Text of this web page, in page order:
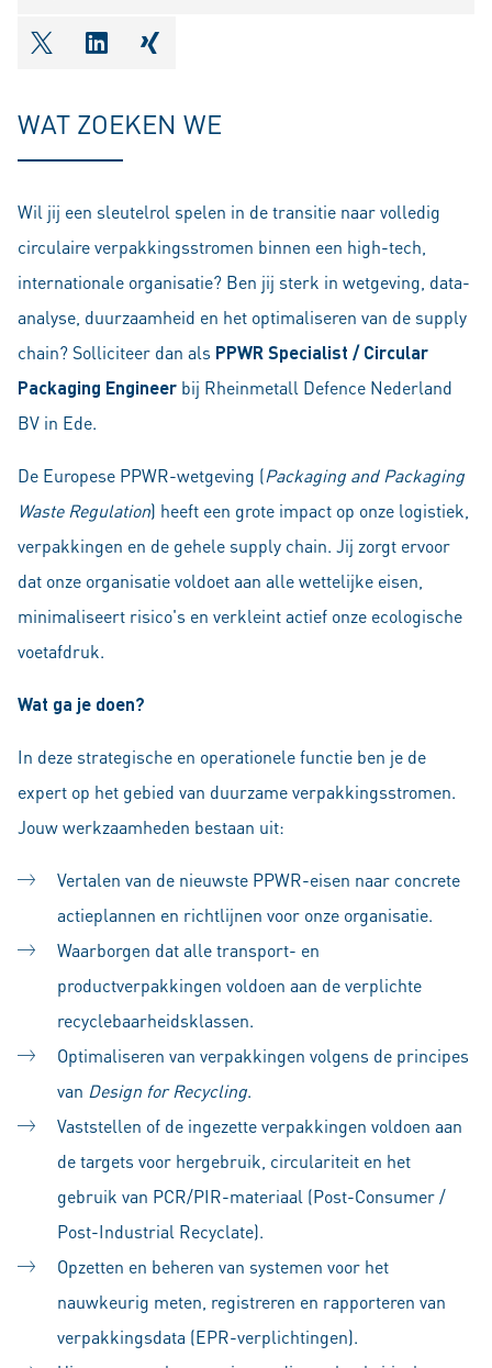
shareOntwitter
shareOnlinkedIn
shareOnxing
WAT ZOEKEN WE
Wil jij een sleutelrol spelen in de transitie naar volledig
circulaire verpakkingsstromen binnen een high-tech,
internationale organisatie? Ben jij sterk in wetgeving, data-
analyse, duurzaamheid en het optimaliseren van de supply
chain? Solliciteer dan als PPWR Specialist / Circular
Packaging Engineer bij Rheinmetall Defence Nederland
BV in Ede.
De Europese PPWR-wetgeving (Packaging and Packaging
Waste Regulation) heeft een grote impact op onze logistiek,
verpakkingen en de gehele supply chain. Jij zorgt ervoor
dat onze organisatie voldoet aan alle wettelijke eisen,
minimaliseert risico's en verkleint actief onze ecologische
voetafdruk.
Wat ga je doen?
In deze strategische en operationele functie ben je de
expert op het gebied van duurzame verpakkingsstromen.
Jouw werkzaamheden bestaan uit:
Vertalen van de nieuwste PPWR-eisen naar concrete
actieplannen en richtlijnen voor onze organisatie.
Waarborgen dat alle transport- en
productverpakkingen voldoen aan de verplichte
recyclebaarheidsklassen.
Optimaliseren van verpakkingen volgens de principes
van Design for Recycling.
Vaststellen of de ingezette verpakkingen voldoen aan
de targets voor hergebruik, circulariteit en het
gebruik van PCR/PIR-materiaal (Post-Consumer /
Post-Industrial Recyclate).
Opzetten en beheren van systemen voor het
nauwkeurig meten, registreren en rapporteren van
verpakkingsdata (EPR-verplichtingen).